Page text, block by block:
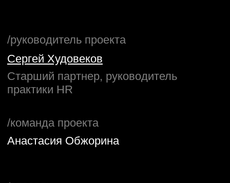
#Строительство и
девелопмент